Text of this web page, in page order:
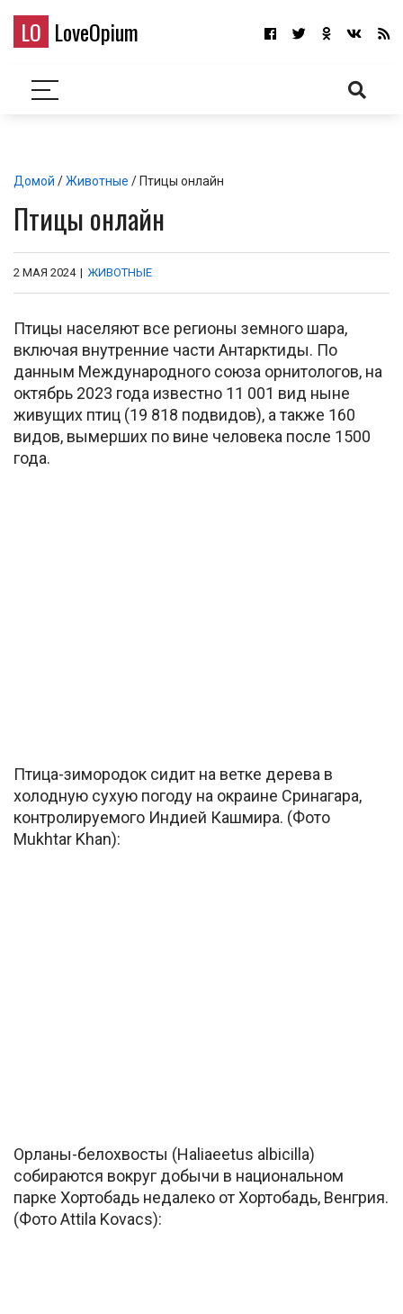
LO LoveOpium
Домой /Животные / Птицы онлайн
Птицы онлайн
2 МАЯ 2024 | ЖИВОТНЫЕ
Птицы населяют все регионы земного шара,
включая внутренние части Антарктиды. По
данным Международного союза орнитологов, на
октябрь 2023 года известно 11 001 вид ныне
живущих птиц (19 818 подвидов), а также 160
видов, вымерших по вине человека после 1500
года.
Птица-зимородок сидит на ветке дерева в
холодную сухую погоду на окраине Сринагара,
контролируемого Индией Кашмира. (Фото
Mukhtar Khan):
Орланы-белохвосты (Haliaeetus albicilla)
собираются вокруг добычи в национальном
парке Хортобадь недалеко от Хортобадь, Венгрия.
(Фото Attila Kovacs):